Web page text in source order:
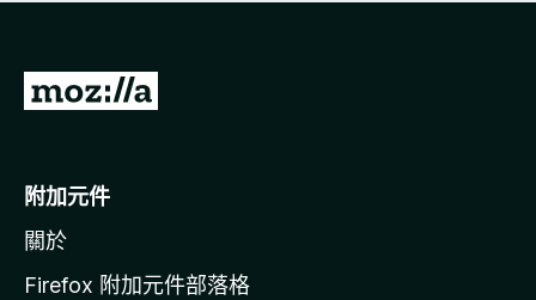
有
前
o
i
l
附加元件
關於
Firefox 附加元件部落格